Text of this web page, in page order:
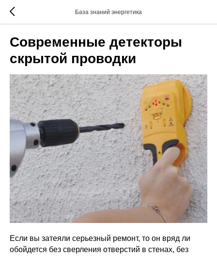
База знаний энергетика
Современные детекторы
скрытой проводки
Если вы затеяли серьезный ремонт, то он вряд ли
обойдется без сверления отверстий в стенах, без